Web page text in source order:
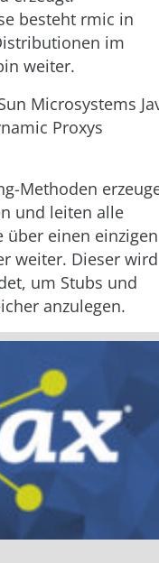
besteht rmic in
im
weiter.
Microsystems
Proxys
Methoden
und leiten alle
einen einzigen
weiter. Dieser wird
um Stubs und
anzulegen.